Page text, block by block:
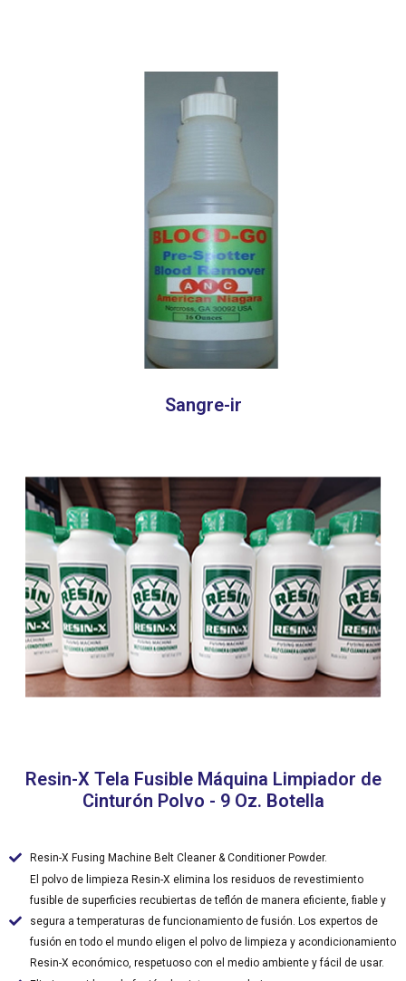
Sangre-ir
Resin-X Tela Fusible Máquina Limpiador de
Cinturón Polvo - 9 Oz. Botella
Resin-X Fusing Machine Belt Cleaner & Conditioner Powder.
El polvo de limpieza Resin-X elimina los residuos de revestimiento
fusible de superficies recubiertas de teflón de manera eficiente, fiable y
segura a temperaturas de funcionamiento de fusión. Los expertos de
fusión en todo el mundo eligen el polvo de limpieza y acondicionamiento
Resin-X económico, respetuoso con el medio ambiente y fácil de usar.